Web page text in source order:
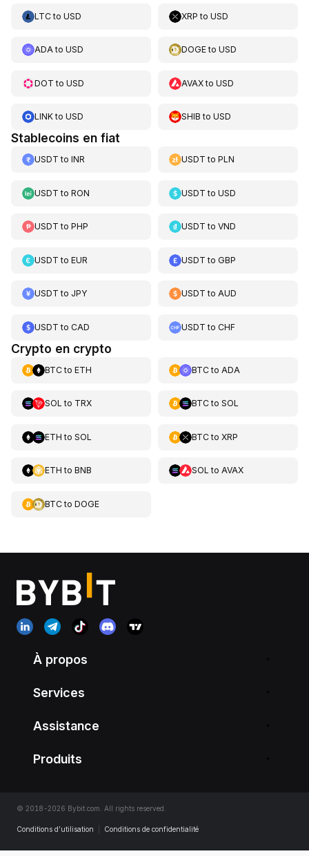
LTCto USD XRP toUSD
ADAto USD DOGEtoUSD
DOT to USD AVAXtoUSD
LINKto USD SHIB toUSD
Stablecoins en fiat
USDT to INR USDT toPLN
USDT to RON USDT toUSD
USDT to PHP USDT toVND
USDT to EUR USDT toGBP
USDT to JPY USDT toAUD
USDT to CAD USDT toCHF
Crypto en crypto
BTCto ETH BTCto ADA
SOL to TRX BTCto SOL
ETH to SOL BTCto XRP
ETH to BNB SOL to AVAX
BTCto DOGE
À propos
Services
Assistance
Produits
© 2018-2026 Bybit.com. All rights reserved.
Conditions d’utilisation Conditions de confidentialité